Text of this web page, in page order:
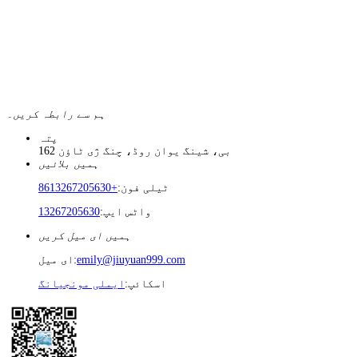
ہم سے رابطہ کریں۔
پتہ
162 بی، شینگ یوان روڈ، چنگ ژی ٹاؤن
ہمیں بلائیں
ٹیلی فون:+8613267205630
واٹس ایپ:13267205630
ہمیں ای میل کریں
ای میل:emily@jiuyuan999.com
اسکائپ: ایملی مونجیانگ